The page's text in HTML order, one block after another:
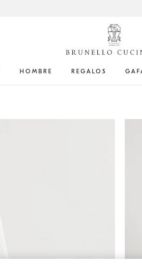
HOMBRE REGALOS